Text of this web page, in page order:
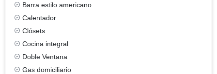
Barra estilo americano
Calentador
Clósets
Cocina integral
Doble Ventana
Gas domiciliario